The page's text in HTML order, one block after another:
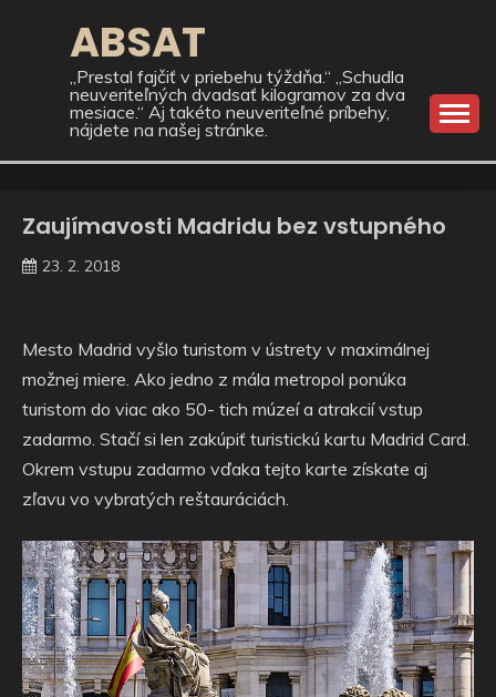
ABSAT
„Prestal fajčiť v priebehu týždňa.“ „Schudla
neuveriteľných dvadsať kilogramov za dva
mesiace.“ Aj takéto neuveriteľné príbehy,
nájdete na našej stránke.
Zaujímavosti Madridu bez vstupného
23. 2. 2018
Mesto Madrid vyšlo turistom v ústrety v maximálnej
možnej miere. Ako jedno z mála metropol ponúka
turistom do viac ako 50- tich múzeí a atrakcií vstup
zadarmo. Stačí si len zakúpiť turistickú kartu Madrid Card.
Okrem vstupu zadarmo vďaka tejto karte získate aj
zľavu vo vybratých reštauráciách.